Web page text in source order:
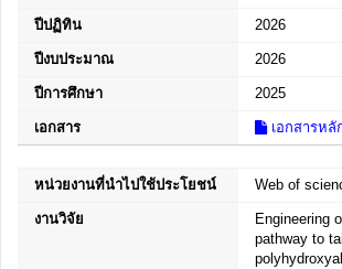
ปีปฏิทิน 2026
ปีงบประมาณ 2026
ปีการศึกษา 2025
เอกสาร เอกสารหลั
หน่วยงานที่นำไปใช้ประโยชน์ Web of
งานวิจัย
Engineering
pathway to